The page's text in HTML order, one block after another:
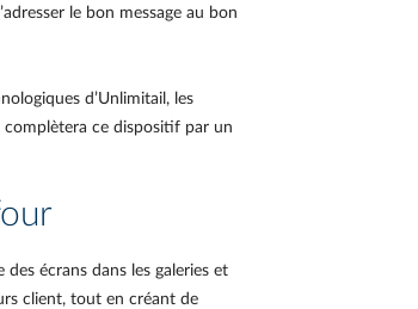
le bon message au bon
d’Unlimitail, les
complètera ce dispositif par un
écrans dans les galeries et
client, tout en créant de